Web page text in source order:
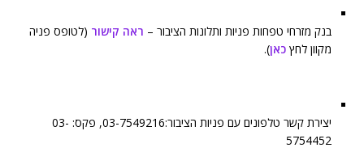
בנק מזרחי טפחות פניות ותלונות הציבור – ראה קישור (לטופס פניה
מקוון לחץ כאן).
יצירת קשר טלפונים עם פניות הציבור:03-7549216, פקס: 03-
5754452